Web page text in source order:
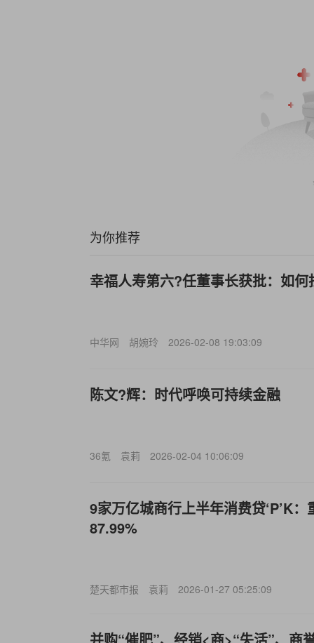
为你推荐
幸福人寿第六?任董事长获批：如何
中华网 胡婉玲 2026-02-08 19:03:09
陈文?辉：时代呼唤可持续金融
36氪 袁莉 2026-02-04 10:06:09
9家万亿城商行上半年消费贷‘P’K
87.99%
楚天都市报 袁莉 2026-01-27 05:25:09